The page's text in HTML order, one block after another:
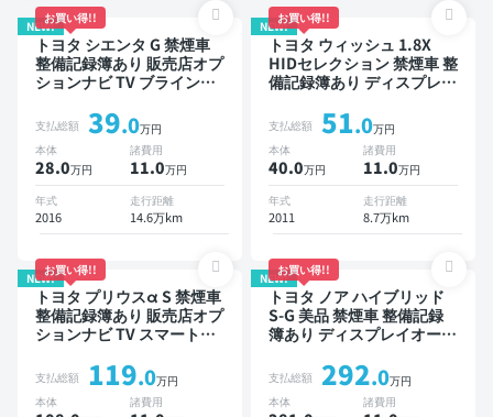
NEW!
お買い得!!
トヨタ シエンタ G 禁煙車
整備記録簿あり 販売店オプ
ションナビ TV ブラインド
ト スマートキー バックモ
ニター ドライブレコーダー
衝突軽減 両側電動スライド
ドア 7人乗り
支払総額 39.0万円
本体
28.0万円
諸費用
11.0万円
年式
2016
走行距離
14.6万km
NEW!
お買い得!!
トヨタ ウィッシュ 1.8X
HIDセレクション 禁煙車 整
備記録簿あり ディスプレイ
り 後席モニター スマート
キー ETC ドライブレコー
ダー
支払総額 51.0万円
本体
40.0万円
諸費用
11.0万円
年式
2011
走行距離
8.7万km
NEW!
お買い得!!
トヨタ プリウスα S 禁煙車
整備記録簿あり 販売店オプ
ションナビ TV スマートキ
支払総額 119.0万円
本体
諸費用
NEW!
お買い得!!
トヨタ ノア ハイブリッド
S-G 美品 禁煙車 整備記録
簿あり ディスプレイオーデ
オートクルーズ 3列シート
スマートキー ETC バック
モニター ドライブレコーダ
支払総額 292.0万円
本体
諸費用